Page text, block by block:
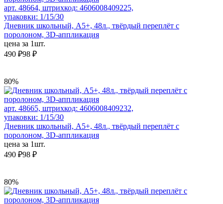
арт. 48664, штрихкод: 4606008409225,
упаковки: 1/15/30
Дневник школьный, А5+, 48л., твёрдый переплёт с
поролоном, 3D-аппликация
цена за 1шт.
490 ₽98 ₽
80%
арт. 48665, штрихкод: 4606008409232,
упаковки: 1/15/30
Дневник школьный, А5+, 48л., твёрдый переплёт с
поролоном, 3D-аппликация
цена за 1шт.
490 ₽98 ₽
80%